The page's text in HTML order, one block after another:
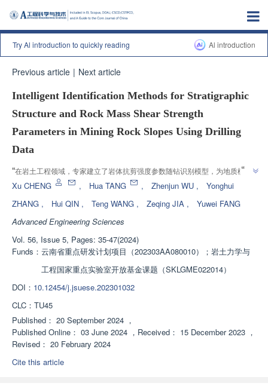
Try Al introduction to quickly reading Al introduction
Previous article | Next article
Intelligent Identification Methods for Stratigraphic
Structure and Rock Mass Shear Strength
Parameters in Mining Rock Slopes Using Drilling
Data
“在岩土工程领域，专家建立了岩体抗剪强度参数随钻识别模型，为地质模型
精准构建提供可靠方案。”
”
Xu CHENG , Hua TANG , Zhenjun WU ,
Yonghui
ZHANG , Hui QIN , Teng WANG , Zeqing JIA ,
Yuwei FANG
Advanced Engineering Sciences
Vol. 56, Issue 5, Pages: 35-47(2024)
Funds： 云南省重点研发计划项目（202303AA080010）；岩土力学与
工程国家重点实验室开放基金课题（SKLGME022014）
DOI： 10.12454/j.jsuese.202301032
CLC： TU45
Published： 20 September 2024 ，
Published Online： 03 June 2024 ， Received： 15 December 2023 ，
Revised： 20 February 2024
Cite this article